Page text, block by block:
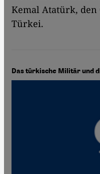
Kemal Atatürk,
Türkei.
Das türkische Militär und